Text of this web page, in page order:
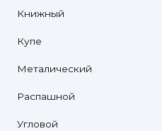
Книжный
Купе
Металический
Распашной
Угловой